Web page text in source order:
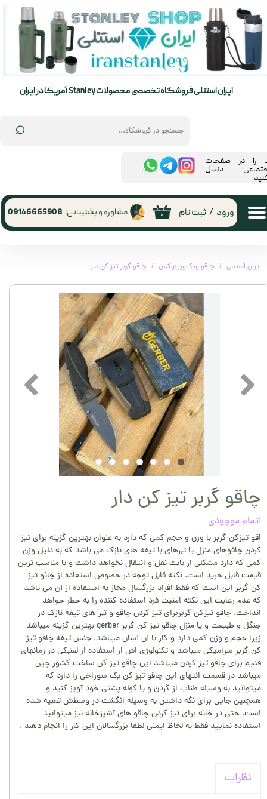
⌕
ایران استنلی فروشگاه تخصصی محصولات Stanley آمریکا در ایران
۰ ورود / ثبت نام
حساب کاربری من
تغییر گذر واژه
مشاوره و پشتیبانی: 09146665908
را در صفحات
دنبال
ایران استنلی چاقو ویکتورینوکس چاقو گربر تیز کن دار
چاقو گربر تیز کن دار
اتمام موجودی
اقو تیزکن گربر با وزن و حجم کمی که دارد به عنوان بهترین گزینه برای تیز
کردن چاقوهای منزل یا تبرهای با تیغه های نازک می باشد که به دلیل وزن
کمی که دارد مشکلی از بابت نقل و انتقال نخواهد داشت و با مناسب ترین
قیمت قابل خرید است. نکته قابل توجه در خصوص استفاده از چاثو تیز
کن گربر این است که فقط افراد بزرگسال مجاز به استفاده از آن می باشد
که عدم رعایت این نکته امنیت فرد استفاده کننده را به خطر خواهد
انداخت. چاقو تیزکن گربربرای تیز کردن چاقو و تبر های تیغه نازک در
جنگل و طبیعت و یا منزل چاقو تیز کن گربر gerber بهترین گزینه میباشد
زیرا حجم و وزن کمی دارد و کار با آن آسان میباشد. جنس تیغه چاقو تیز
کن گربر سرامیکی میباشد و تکنولوژی اش از استفاده از لعنبکی در زمانهای
قدیم برای چاقو تیز کردن میباشد این چاقو تیز کن ساخت کشور چین
میباشد در قسمت انتهای این چاقو تیز کن یک سوراخی را دارد که
میتوانید به وسیله طناب از گردن و یا کوله پشتی خود آویز کنید و
همچنین جایی برای نگه داشتن به وسیله انگشت در وسطش تعبیه شده
است. حتی در خانه برای تیز کردن چاقو های آشپزخانه نیز میتوانید
استفاده نمایید فقط به لحاظ ایمنی لطفا بزرگسالان این کار را انجام دهند .
نظرات